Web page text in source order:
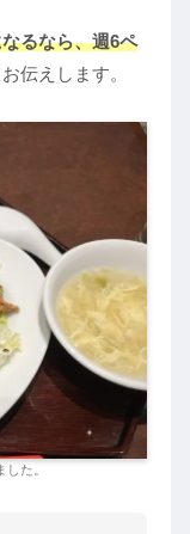
るなら、週6ペ
伝えします。
た。